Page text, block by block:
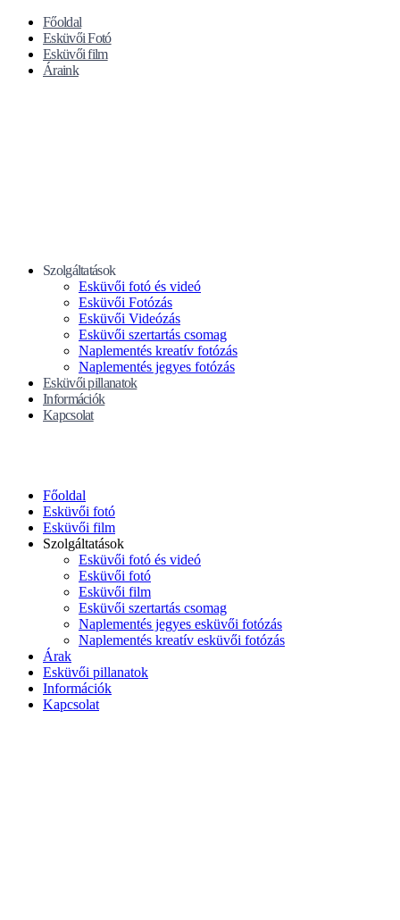
Főoldal
Esküvői Fotó
Esküvői film
Áraink
Szolgáltatások
Esküvői fotó és videó
Esküvői Fotózás
Esküvői Videózás
Esküvői szertartás csomag
Naplementés kreatív fotózás
Naplementés jegyes fotózás
Esküvői pillanatok
Információk
Kapcsolat
Főoldal
Esküvői fotó
Esküvői film
Szolgáltatások
Esküvői fotó és videó
Esküvői fotó
Esküvői film
Esküvői szertartás csomag
Naplementés jegyes esküvői fotózás
Naplementés kreatív esküvői fotózás
Árak
Esküvői pillanatok
Információk
Kapcsolat